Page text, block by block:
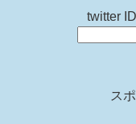
twitter
ス